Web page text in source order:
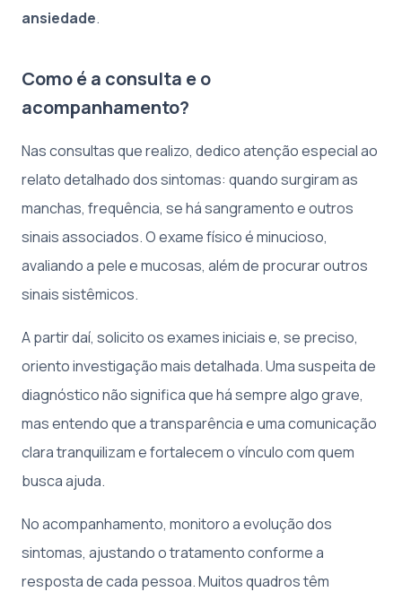
ansiedade.
Como é a consulta e o
acompanhamento?
Nas consultas que realizo, dedico atenção especial ao
relato detalhado dos sintomas: quando surgiram as
manchas, frequência, se há sangramento e outros
sinais associados. O exame físico é minucioso,
avaliando a pele e mucosas, além de procurar outros
sinais sistêmicos.
A partir daí, solicito os exames iniciais e, se preciso,
oriento investigação mais detalhada. Uma suspeita de
diagnóstico não significa que há sempre algo grave,
mas entendo que a transparência e uma comunicação
clara tranquilizam e fortalecem o vínculo com quem
busca ajuda.
No acompanhamento, monitoro a evolução dos
sintomas, ajustando o tratamento conforme a
resposta de cada pessoa. Muitos quadros têm